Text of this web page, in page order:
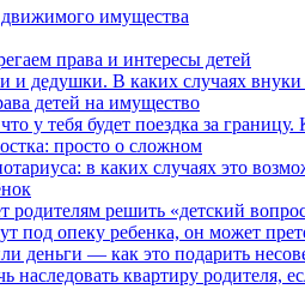
движимого имущества
права и интересы детей
и дедушки. В каких случаях
детей на имущество
у тебя будет поездка за
просто о сложном
в каких случаях это
родителям решить «детский
под опеку ребенка, он может
деньги — как это подарить
квартиру родителя,